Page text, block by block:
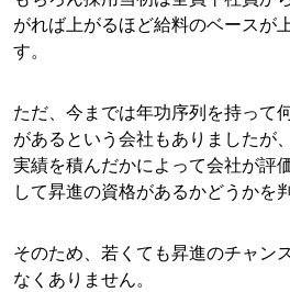
がれば上がるほど給料のベースが
す。
ただ、今までは年功序列を持って
があるという会社もありましたが
実績を積んだかによって会社が評
して昇進の資格があるかどうかを
そのため、若くても昇進のチャン
なくありません。